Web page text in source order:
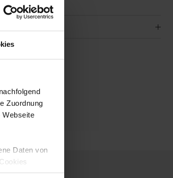
Zuordnung
Webseite
Daten von
Ihrer